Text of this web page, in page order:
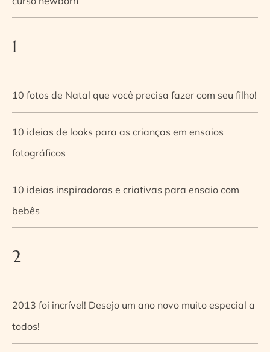
1
10 fotos de Natal que você precisa fazer com seu filho!
10 ideias de looks para as crianças em ensaios
fotográficos
10 ideias inspiradoras e criativas para ensaio com
bebês
2
2013 foi incrível! Desejo um ano novo muito especial a
todos!